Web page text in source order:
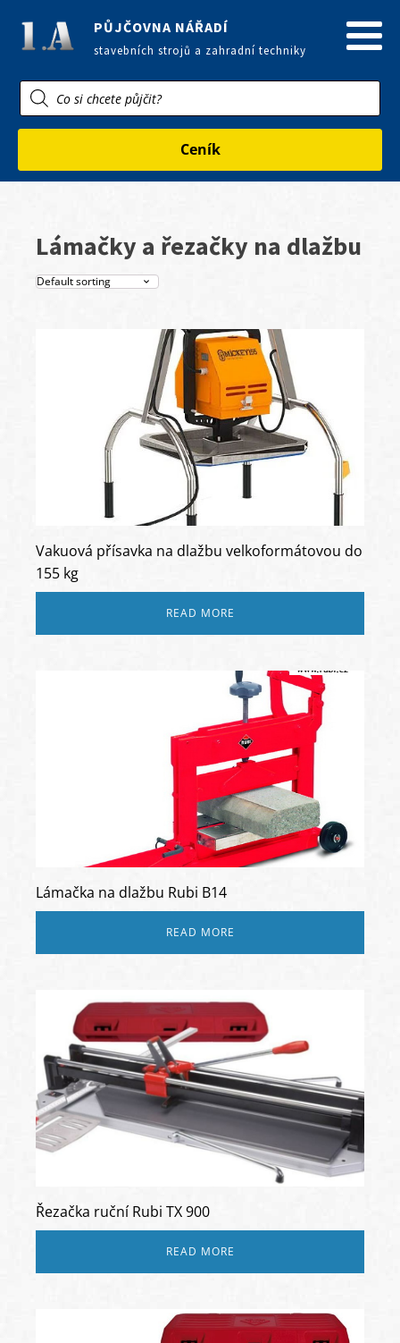
PŮJČOVNA NÁŘADÍ
stavebních strojů a zahradní techniky
Products
search
Ceník
Lámačky a řezačky na dlažbu
Vakuová přísavka na dlažbu velkoformátovou do
155 kg
READ MORE
Lámačka na dlažbu Rubi B14
READ MORE
Řezačka ruční Rubi TX 900
READ MORE